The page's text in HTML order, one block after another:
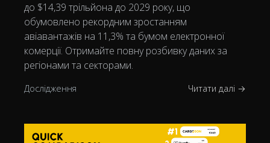
до $14,39 трільйона до 2029 року, що
обумовлено рекордним зростанням
авіавантажів на 11,3% та бумом електронної
комерції. Отримайте повну розбивку даних за
регіонами та секторами.
Дослідження Читати далі →